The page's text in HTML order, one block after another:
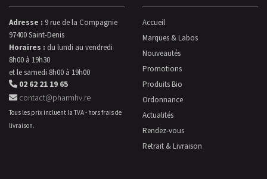
Adresse : 9 rue de la Compagnie
97400 Saint-Denis
Horaires : du lundi au vendredi
8h00 à 19h30
et le samedi 8h00 à 19h00
02 62 21 19 65
contact@pharmhv.re
Tous les prix incluent la TVA - hors frais de
livraison.
Accueil
Marques & Labos
Nouveautés
Promotions
Produits Bio
Ordonnance
Actualités
Rendez-vous
Retrait & Livraison